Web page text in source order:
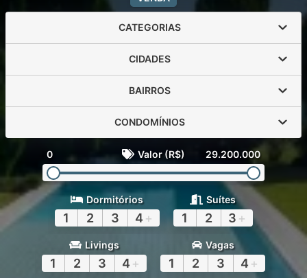
CATEGORIAS
CIDADES
BAIRROS
CONDOMÍNIOS
0 Valor (R$) 29.200.000
Dormitórios
1 2 3 4 +
Suítes
1 2 3 +
Livings
1 2 3 4 +
Vagas
1 2 3 4 +